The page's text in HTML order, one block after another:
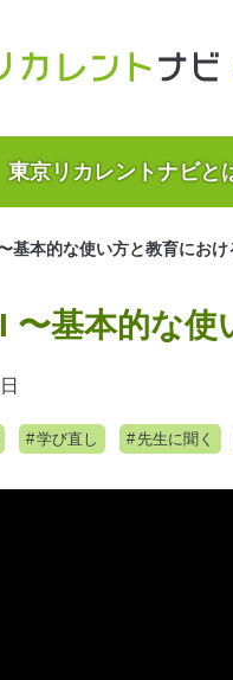
東京リカレントナビと
基本的な使い方と教育におけ
〜基本的な使
学び直し 先生に聞く